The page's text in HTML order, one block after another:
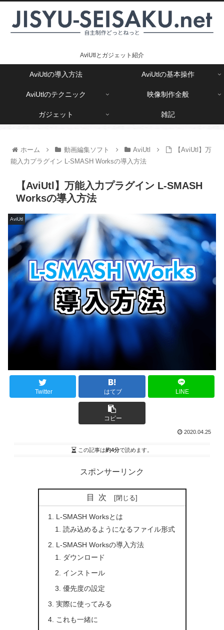
AviUtlとガジェット紹介
AviUtlの導入方法 AviUtlの基本操作
AviUtlのテクニック 映像制作全般
ガジェット 雑記
ホーム 動画編集ソフト AviUtl
【AviUtl】万
能入力プラグイン L-SMASH Worksの導入方法
【AviUtl】万能入力プラグイン L-SMASH
Worksの導入方法
AviUtl
Twitter はてブ LINE
コピー
2020.04.25
この記事は約4分で読めます。
スポンサーリンク
目次
L-SMASH Worksとは
読み込めるようになるファイル形式
L-SMASH Worksの導入方法
ダウンロード
インストール
優先度の設定
実際に使ってみる
これも一緒に